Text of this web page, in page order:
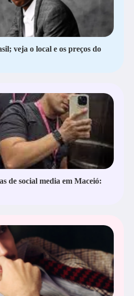
veja o local e os preços do
de social media em Maceió: